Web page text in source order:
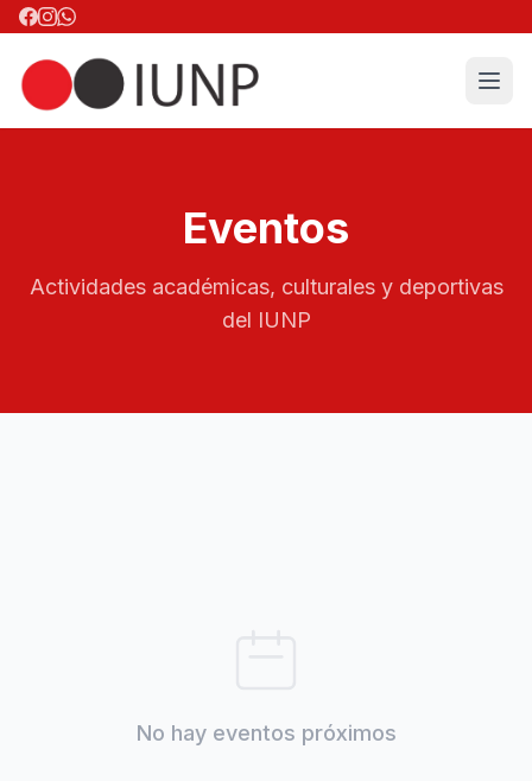
Eventos
Actividades académicas, culturales y deportivas
del IUNP
No hay eventos próximos